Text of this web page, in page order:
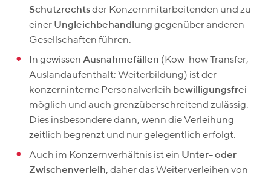
Schutzrechtsder Konzernmitarbeitenden und zu
einer Ungleichbehandlung gegenüber anderen
Gesellschaften führen.
In gewissen Ausnahmefällen (Kow-how Transfer;
Auslandaufenthalt; Weiterbildung) ist der
konzerninterne Personalverleih bewilligungsfrei
möglich und auch grenzüberschreitend zulässig.
Dies insbesondere dann, wenn die Verleihung
zeitlich begrenzt und nur gelegentlich erfolgt.
Auch im Konzernverhältnis ist ein Unter- oder
Zwischenverleih, daher das Weiterverleihen von